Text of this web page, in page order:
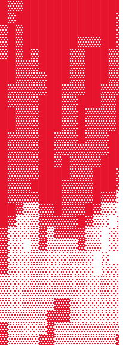
█▓░░▒▓▓▓▓▓█▓▒░
▓░░░▒▓▒▓▓▓▓▒░
▓░░ ▒▓▒▒▒▒▓▒▒
▓░░░▒▒░░░▒▒░ ░
▓▒░░▒▒░░▒░░░